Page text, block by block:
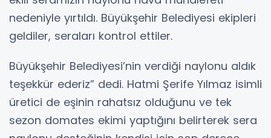
nedeniyle yırtıldı. Büyükşehir Belediyesi ekipleri
geldiler, seraları kontrol ettiler.
Büyükşehir Belediyesi’nin verdiği naylonu aldık
teşekkür ederiz” dedi. Hatmi Şerife Yılmaz isimli
üretici de eşinin rahatsız olduğunu ve tek
sezon domates ekimi yaptığını belirterek sera